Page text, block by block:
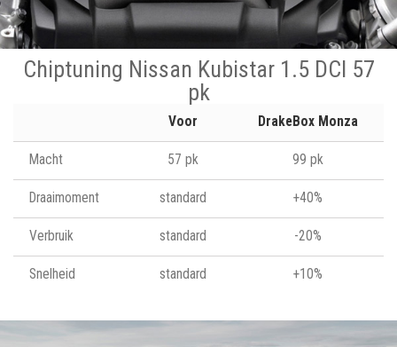
Chiptuning Nissan Kubistar 1.5 DCI 57
pk
Voor DrakeBox Monza
Macht 57 pk 99 pk
Draaimoment standard +40%
Verbruik standard -20%
Snelheid standard +10%